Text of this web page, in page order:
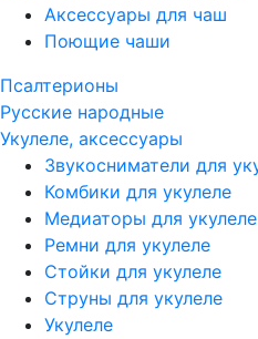
Аксессуары для чаш
Поющие чаши
Псалтерионы
Русские народные
Укулеле, аксессуары
Звукосниматели для
Комбики для укулеле
Медиаторы для укулеле
Ремни для укулеле
Стойки для укулеле
Струны для укулеле
Укулеле